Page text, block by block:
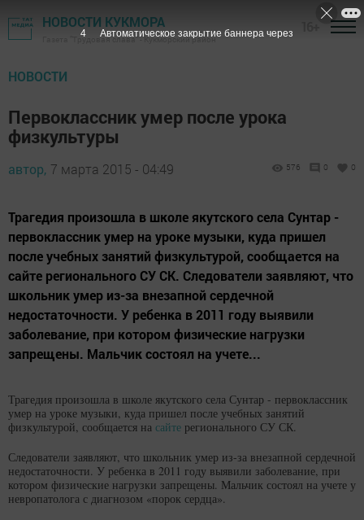
НОВОСТИ КУКМОРА
Газета "Трудовая слава" - Кукморский район
НОВОСТИ
Первоклассник умер после урока
физкультуры
автор, 7 марта 2015 - 04:49 576 0 0
Трагедия произошла в школе якутского села Сунтар -
первоклассник умер на уроке музыки, куда пришел
после учебных занятий физкультурой, сообщается на
сайте регионального СУ СК. Следователи заявляют, что
школьник умер из-за внезапной сердечной
недостаточности. У ребенка в 2011 году выявили
заболевание, при котором физические нагрузки
запрещены. Мальчик состоял на учете...
Трагедия произошла в школе якутского села Сунтар - первоклассник
умер на уроке музыки, куда пришел после учебных занятий
физкультурой, сообщается на сайте регионального СУ СК.
Следователи заявляют, что школьник умер из-за внезапной сердечной
недостаточности. У ребенка в 2011 году выявили заболевание, при
котором физические нагрузки запрещены. Мальчик состоял на учете у
невропатолога с диагнозом «порок сердца».
3 Автоматическое закрытие баннера через